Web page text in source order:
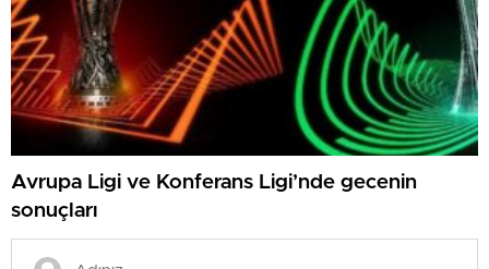
Avrupa Ligi ve Konferans Ligi’nde gecenin
sonuçları